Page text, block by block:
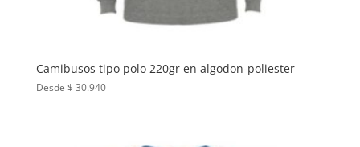
Camibusos tipo polo 220gr en algodon-poliester
Desde $ 30.940